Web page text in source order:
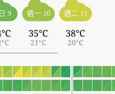
9 週一 10
35°C
21°C
週二 11
38°C
20°C